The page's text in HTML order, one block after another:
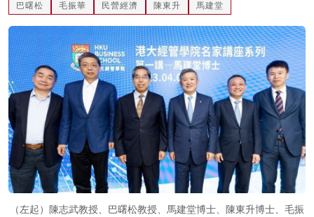
巴曙松
毛振華 民營經濟 陳東升 馬建堂
（左起）陳志武教授、巴曙松教授、馬建堂博士、陳東升博士、毛振